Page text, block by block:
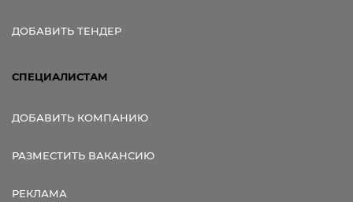
ДОБАВИТЬ ТЕНДЕР
СПЕЦИАЛИСТАМ
ДОБАВИТЬ КОМПАНИЮ
РАЗМЕСТИТЬ ВАКАНСИЮ
РЕКЛАМА